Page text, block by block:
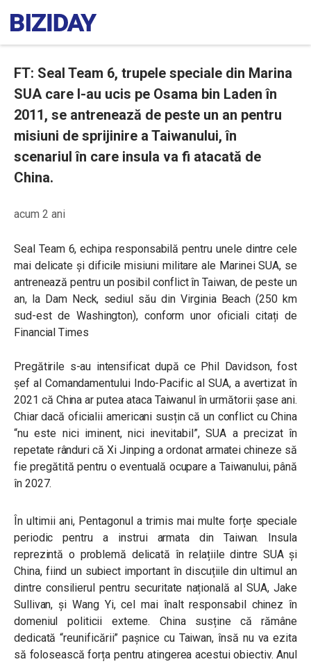
FT: Seal Team 6, trupele speciale din Marina
SUA care l-au ucis pe Osama bin Laden în
2011, se antrenează de peste un an pentru
misiuni de sprijinire a Taiwanului, în
scenariul în care insula va fi atacată de
China.
acum 2 ani
Seal Team 6, echipa responsabilă pentru unele dintre cele
mai delicate și dificile misiuni militare ale Marinei SUA, se
antrenează pentru un posibil conflict în Taiwan, de peste un
an, la Dam Neck, sediul său din Virginia Beach (250 km
sud-est de Washington), conform unor oficiali citați de
Financial Times
Pregătirile s-au intensificat după ce Phil Davidson, fost
șef al Comandamentului Indo-Pacific al SUA, a avertizat în
2021 că China ar putea ataca Taiwanul în următorii șase ani.
Chiar dacă oficialii americani susțin că un conflict cu China
“nu este nici iminent, nici inevitabil”, SUA a precizat în
repetate rânduri că Xi Jinping a ordonat armatei chineze să
fie pregătită pentru o eventuală ocupare a Taiwanului, până
în 2027.
În ultimii ani, Pentagonul a trimis mai multe forțe speciale
periodic pentru a instrui armata din Taiwan. Insula
reprezintă o problemă delicată în relațiile dintre SUA și
China, fiind un subiect important în discuțiile din ultimul an
dintre consilierul pentru securitate națională al SUA, Jake
Sullivan, și Wang Yi, cel mai înalt responsabil chinez în
domeniul politicii externe. China susține că rămâne
dedicată “reunificării” pașnice cu Taiwan, însă nu va ezita
să folosească forța pentru atingerea acestui obiectiv. Anul